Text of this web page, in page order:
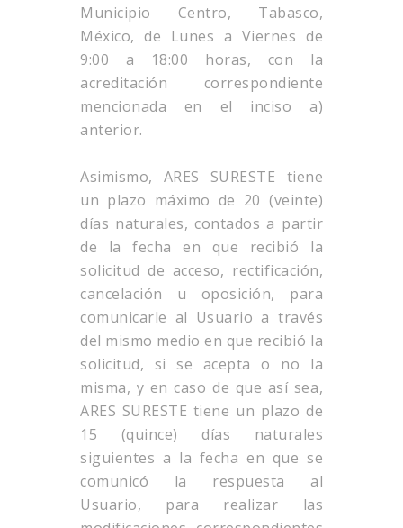
Municipio Centro, Tabasco,
México, de Lunes a Viernes de
9:00 a 18:00 horas, con la
acreditación correspondiente
mencionada en el inciso a)
anterior.
Asimismo, ARES SURESTE tiene
un plazo máximo de 20 (veinte)
días naturales, contados a partir
de la fecha en que recibió la
solicitud de acceso, rectificación,
cancelación u oposición, para
comunicarle al Usuario a través
del mismo medio en que recibió la
solicitud, si se acepta o no la
misma, y en caso de que así sea,
ARES SURESTE tiene un plazo de
15 (quince) días naturales
siguientes a la fecha en que se
comunicó la respuesta al
Usuario, para realizar las